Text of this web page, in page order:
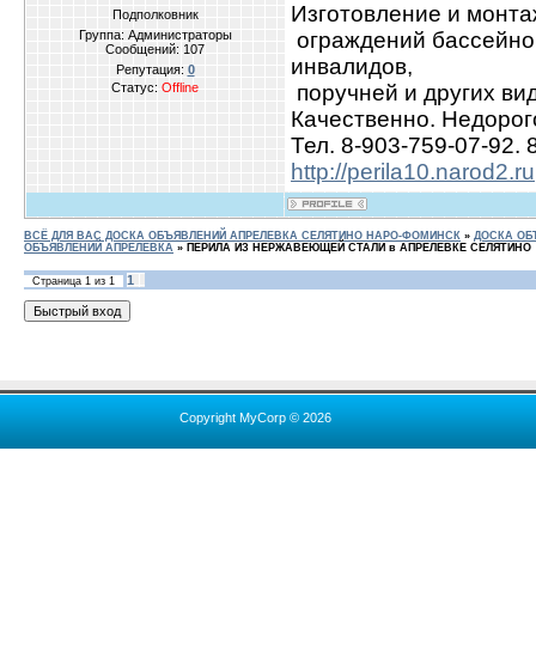
Подполковник
Группа: Администраторы
Сообщений: 107
Репутация: 0
Статус: Offline
Изготовление и
ограждений
инвалидов,
поручней и других
Качественно.
Тел. 8-903-759-07-92.
http://perila10.narod2.ru
ВСЁ ДЛЯ ВАС ДОСКА ОБЪЯВЛЕНИЙ АПРЕЛЕВКА СЕЛЯТИНО НАРО-ФОМИНСК » ДОСКА
ОБЪЯВЛЕНИЙ АПРЕЛЕВКА » ПЕРИЛА ИЗ НЕРЖАВЕЮЩЕЙ СТАЛИ в АПРЕЛЕВКЕ СЕЛЯТИНО
Страница 1 из 1 1
Copyright MyCorp © 2026